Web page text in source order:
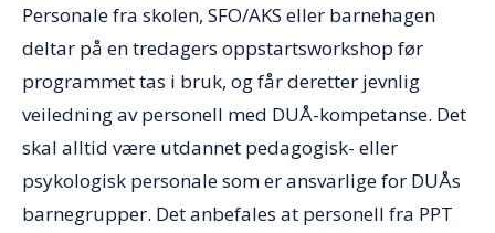
Personale fra skolen, SFO/AKS eller barnehagen
deltar på en tredagers oppstartsworkshop før
programmet tas i bruk, og får deretter jevnlig
veiledning av personell med DUÅ-kompetanse. Det
skal alltid være utdannet pedagogisk- eller
psykologisk personale som er ansvarlige for DUÅs
barnegrupper. Det anbefales at personell fra PPT